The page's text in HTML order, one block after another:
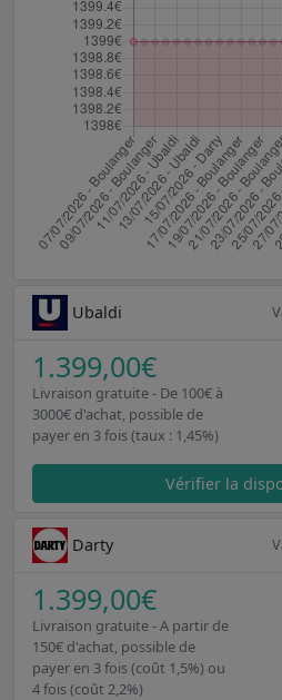
Ubaldi
1.399,00€
Livraison gratuite - De 100€ à
3000€ d'achat, possible de
payer en 3 fois (taux : 1,45%)
Vérifier la
Darty
1.399,00€
Livraison gratuite - A partir de
150€ d'achat, possible de
payer en 3 fois (coût 1,5%) ou
4 fois (coût 2,2%)